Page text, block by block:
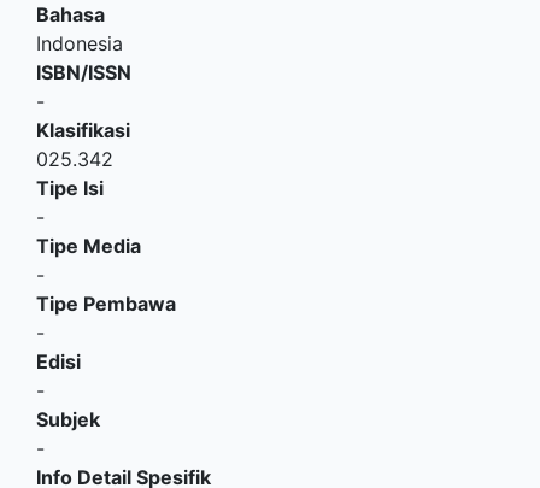
Bahasa
Indonesia
ISBN/ISSN
-
Klasifikasi
025.342
Tipe Isi
-
Tipe Media
-
Tipe Pembawa
-
Edisi
-
Subjek
-
Info Detail Spesifik